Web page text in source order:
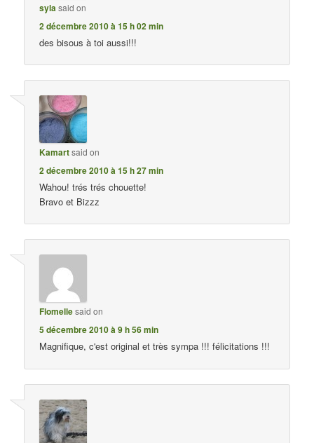
sylasaid on
2 décembre 2010 à 15 h 02 min
des bisous à toi aussi!!!
Kamartsaid on
2 décembre 2010 à 15 h 27 min
Wahou! trés trés chouette!
Bravo et Bizzz
Flomellesaid on
5 décembre 2010 à 9 h 56 min
Magnifique, c'est original et très sympa !!! félicitations !!!